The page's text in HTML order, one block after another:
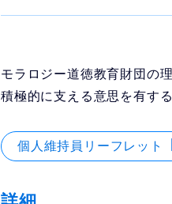
モラロジー道徳教育財団の
積極的に支える意思を有する
個人維持員リーフレット